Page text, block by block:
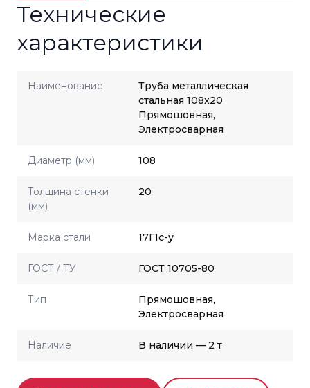
Технические
характеристики
Наименование
Труба металлическая
стальная 108x20
Прямошовная,
Электросварная
Диаметр (мм) 108
Толщина стенки
(мм)
20
Марка стали 17Г1с-у
ГОСТ / ТУ ГОСТ 10705-80
Тип
Прямошовная,
Электросварная
Наличие В наличии — 2 т